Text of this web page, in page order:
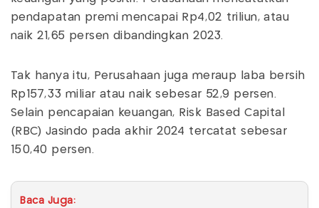
pendapatan premi mencapai Rp4,02 triliun, atau
naik 21,65 persen dibandingkan 2023.
Tak hanya itu, Perusahaan juga meraup laba bersih
Rp157,33 miliar atau naik sebesar 52,9 persen.
Selain pencapaian keuangan, Risk Based Capital
(RBC) Jasindo pada akhir 2024 tercatat sebesar
150,40 persen.
Baca Juga: